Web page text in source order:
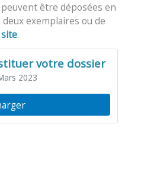
être déposées en
exemplaires ou de
.
votre dossier
2023